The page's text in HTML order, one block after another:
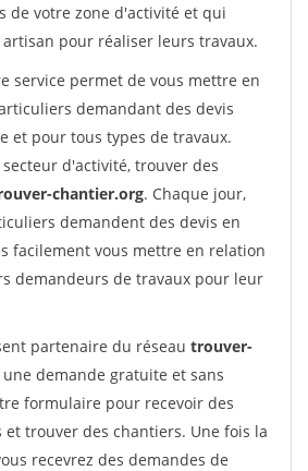
de votre zone d'activité et qui
pour réaliser leurs travaux.
service permet de vous mettre en
demandant des devis
et pour tous types de travaux.
d'activité, trouver des
chantier.org. Chaque jour,
demandent des devis en
facilement vous mettre en relation
demandeurs de travaux pour leur
partenaire du réseau trouver-
demande gratuite et sans
formulaire pour recevoir des
et trouver des chantiers. Une fois la
recevrez des demandes de